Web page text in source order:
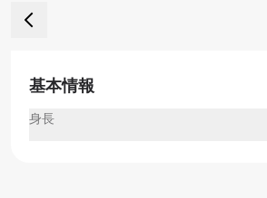
基本情報
身長